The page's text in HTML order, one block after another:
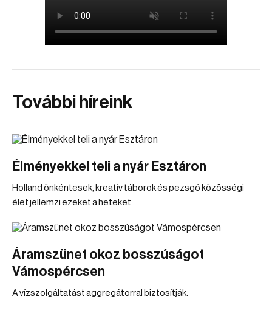
További híreink
Élményekkel teli a nyár Esztáron
Holland önkéntesek, kreatív táborok és pezsgő közösségi
élet jellemzi ezeket a heteket.
Áramszünet okoz bosszúságot
Vámospércsen
A vízszolgáltatást aggregátorral biztosítják.